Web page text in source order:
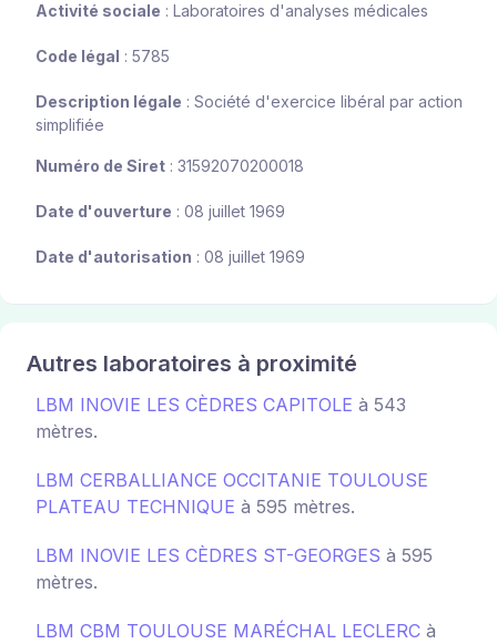
Activité sociale : Laboratoires d'analyses médicales
Code légal : 5785
Description légale : Société d'exercice libéral par action
simplifiée
Numéro de Siret : 31592070200018
Date d'ouverture : 08 juillet 1969
Date d'autorisation : 08 juillet 1969
Autres laboratoires à proximité
LBM INOVIE LES CÈDRES CAPITOLE à 543
mètres.
LBM CERBALLIANCE OCCITANIE TOULOUSE
PLATEAU TECHNIQUE à 595 mètres.
LBM INOVIE LES CÈDRES ST-GEORGES à 595
mètres.
LBM CBM TOULOUSE MARÉCHAL LECLERC à